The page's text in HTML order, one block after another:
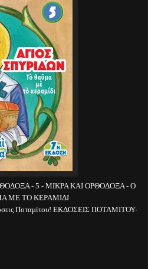
- 5 - ΜΙΚΡΑ ΚΑΙ ΟΡΘΟΔΟΞΑ - Ο
ΜΕ ΤΟ ΚΕΡΑΜΙΔΙ
Ποταμίτου! ΕΚΔΟΣΕΙΣ ΠΟΤΑΜΙΤΟΥ-